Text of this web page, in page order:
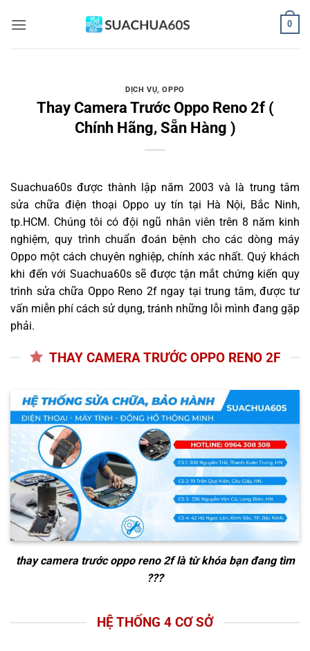
qua
0
DỊCH VỤ,OPPO
Thay Camera Trước Oppo Reno 2f (
Chính Hãng, Sẵn Hàng )
Suachua60s được thành lập năm 2003 và là trung tâm
sửa chữa điện thoại Oppo uy tín tại Hà Nội, Bắc Ninh,
tp.HCM. Chúng tôi có đội ngũ nhân viên trên 8 năm kinh
nghiệm, quy trình chuẩn đoán bệnh cho các dòng máy
Oppo một cách chuyên nghiệp, chính xác nhất. Quý khách
khi đến với Suachua60s sẽ được tận mắt chứng kiến quy
trình sửa chữa Oppo Reno 2f ngay tại trung tâm, được tư
vấn miễn phí cách sử dụng, tránh những lỗi mình đang gặp
phải.
THAY CAMERA TRƯỚC OPPO RENO 2F
thay camera trước oppo reno 2flà từ khóa bạn đang tìm
???
HỆ THỐNG 4 CƠ SỞ